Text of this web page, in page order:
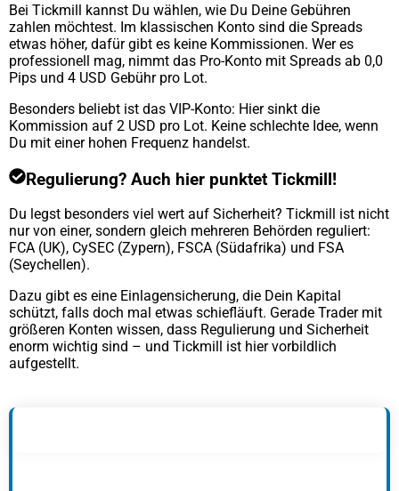
Bei Tickmill kannst Du wählen, wie Du Deine Gebühren
zahlen möchtest. Im klassischen Konto sind die Spreads
etwas höher, dafür gibt es keine Kommissionen. Wer es
professionell mag, nimmt das Pro-Konto mit Spreads ab 0,0
Pips und 4 USD Gebühr pro Lot.
Besonders beliebt ist das VIP-Konto: Hier sinkt die
Kommission auf 2 USD pro Lot. Keine schlechte Idee, wenn
Du mit einer hohen Frequenz handelst.
Regulierung? Auch hier punktet Tickmill!
Du legst besonders viel wert auf Sicherheit? Tickmill ist nicht
nur von einer, sondern gleich mehreren Behörden reguliert:
FCA (UK), CySEC (Zypern), FSCA (Südafrika) und FSA
(Seychellen).
Dazu gibt es eine Einlagensicherung, die Dein Kapital
schützt, falls doch mal etwas schiefläuft. Gerade Trader mit
größeren Konten wissen, dass Regulierung und Sicherheit
enorm wichtig sind – und Tickmill ist hier vorbildlich
aufgestellt.